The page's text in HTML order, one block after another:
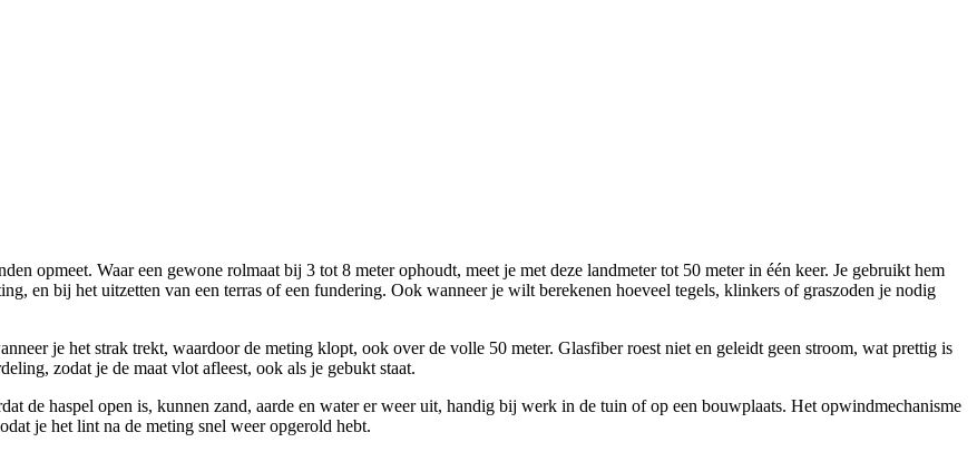
opmeet. Waar een gewone rolmaat bij 3 tot 8 meter ophoudt, meet je met deze landmeter tot 50 meter in één keer. Je gebruikt hem
en bij het uitzetten van een terras of een fundering. Ook wanneer je wilt berekenen hoeveel tegels, klinkers of graszoden je nodig
je het strak trekt, waardoor de meting klopt, ook over de volle 50 meter. Glasfiber roest niet en geleidt geen stroom, wat prettig is
zodat je de maat vlot afleest, ook als je gebukt staat.
de haspel open is, kunnen zand, aarde en water er weer uit, handig bij werk in de tuin of op een bouwplaats. Het opwindmechanisme
je het lint na de meting snel weer opgerold hebt.